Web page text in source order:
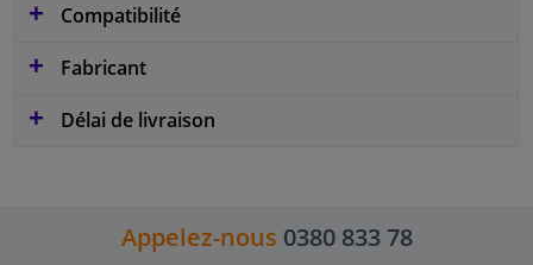
Compatibilité
Fabricant
Délai de livraison
Appelez-nous 0380 833 78